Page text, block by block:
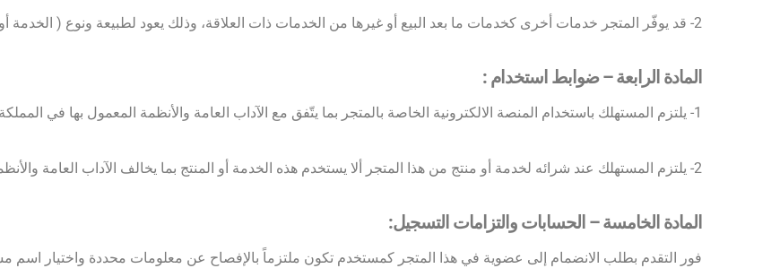
2- قد يوفّر المتجر خدمات أخرى كخدمات ما بعد البيع أو غيرها من الخدمات ذات العلاقة، وذلك يعود لطبيعة ونوع ( الخدمة أو المنتج ) المطلوبة من المستهلك.
المادة الرابعة – ضوابط استخدام :
1- يلتزم المستهلك باستخدام المنصة الالكترونية الخاصة بالمتجر بما يتّفق مع الآداب العامة والأنظمة المعمول بها في المملكة العربية السعودية.
2- يلتزم المستهلك عند شرائه لخدمة أو منتج من هذا المتجر ألا يستخدم هذه الخدمة أو المنتج بما يخالف الآداب العامة والأنظمة المعمول بها في المملكة العربية السعودية.
المادة الخامسة – الحسابات والتزامات التسجيل:
فور التقدم بطلب الانضمام إلى عضوية في هذا المتجر كمستخدم تكون ملتزماً بالإفصاح عن معلومات محددة واختيار اسم